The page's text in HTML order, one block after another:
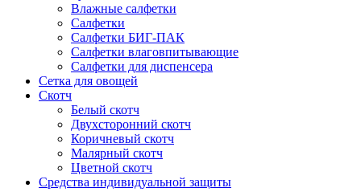
Влажные салфетки
Салфетки
Салфетки БИГ-ПАК
Салфетки влаговпитывающие
Салфетки для диспенсера
Сетка для овощей
Скотч
Белый скотч
Двухсторонний скотч
Коричневый скотч
Малярный скотч
Цветной скотч
Средства индивидуальной защиты